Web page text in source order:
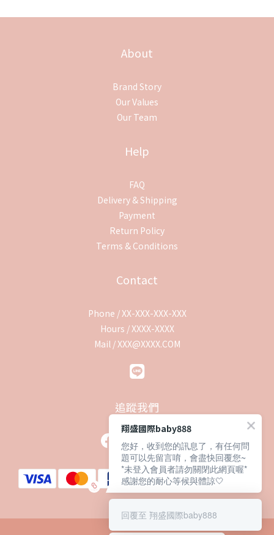
About
Brand Story
Our Values
Our Team
Help
FAQ
Delivery & Shipping
Payment
Return Policy
Terms & Conditions
Contact
Phone / XX-XXX-XXX-XXX
Hours / XXXX-XXXX
Mail / XXX@XXXX.COM
追蹤我們
翔盛國際baby888
您好，收到您的訊息了，有任何問
題可以先留言唷，會盡快回覆您~
*未登入會員者請勿關閉此網頁喔*
感謝您的耐心等候與體諒🤍
回覆至 翔盛國際baby888